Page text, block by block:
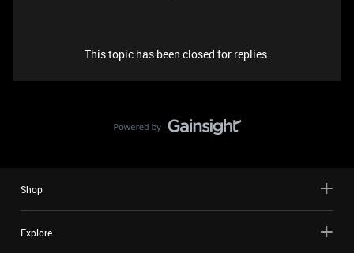
This topic has been closed for replies.
Shop
Explore